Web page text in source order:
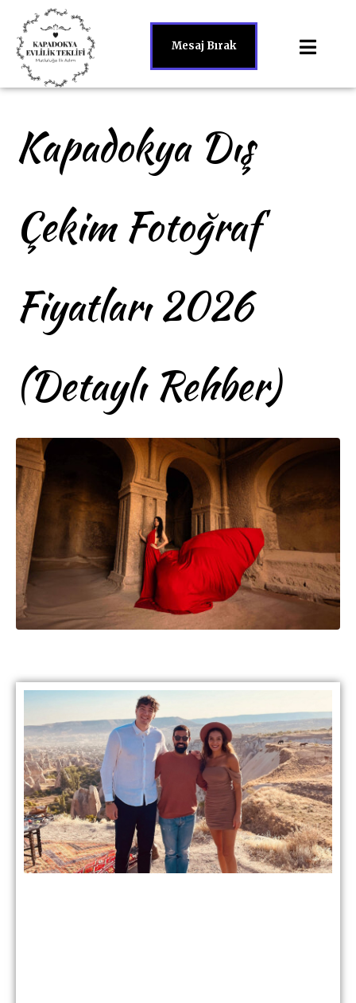
Mesaj Bırak
Kapadokya Dış
Çekim Fotoğraf
Fiyatları 2026
(Detaylı Rehber)